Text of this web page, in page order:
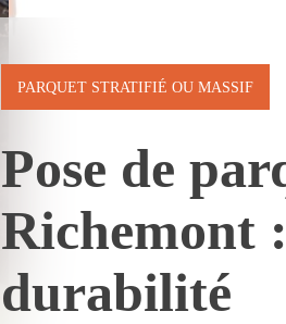
PARQUET STRATIFIÉ OU MASSIF
Pose de
Richemont
durabilité